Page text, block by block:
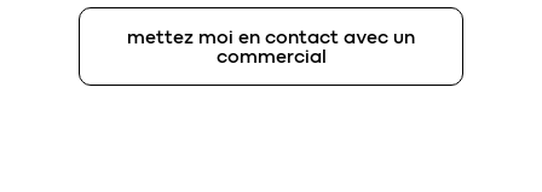
mettez moi en contact avec un
commercial